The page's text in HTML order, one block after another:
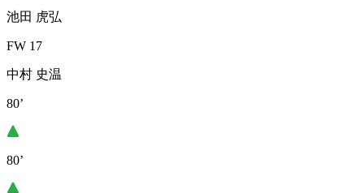
池田 虎弘
FW 17
中村 史温
80’
80’